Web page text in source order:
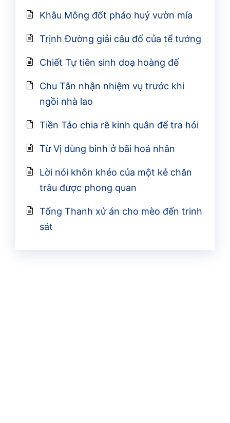
Khâu Mông đốt pháo huỷ vườn mía
Trịnh Đường giải câu đố của tể tướng
Chiết Tự tiên sinh doạ hoàng đế
Chu Tân nhận nhiệm vụ trước khi
ngồi nhà lao
Tiền Tảo chia rẽ kinh quân để tra hỏi
Từ Vị dùng binh ở bãi hoá nhân
Lời nói khôn khéo của một kẻ chăn
trâu được phong quan
Tống Thanh xử án cho mèo đến trinh
sát